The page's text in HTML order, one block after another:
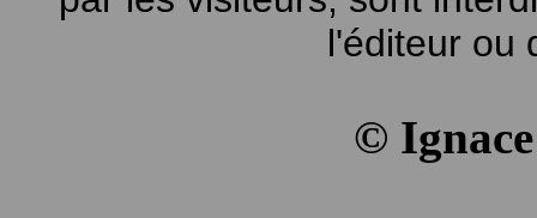
l'éditeur ou
©